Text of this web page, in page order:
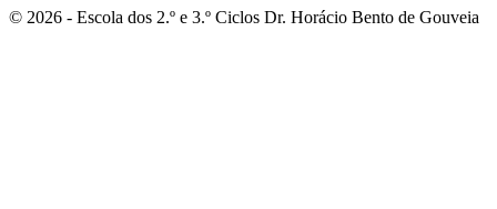
© 2026 - Escola dos 2.º e 3.º Ciclos Dr. Horácio Bento de Gouveia